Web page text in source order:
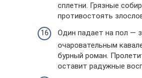
сплетни. Грязные
противостоять
Один падает на пол —
очаровательным
бурный роман.
оставит радужные